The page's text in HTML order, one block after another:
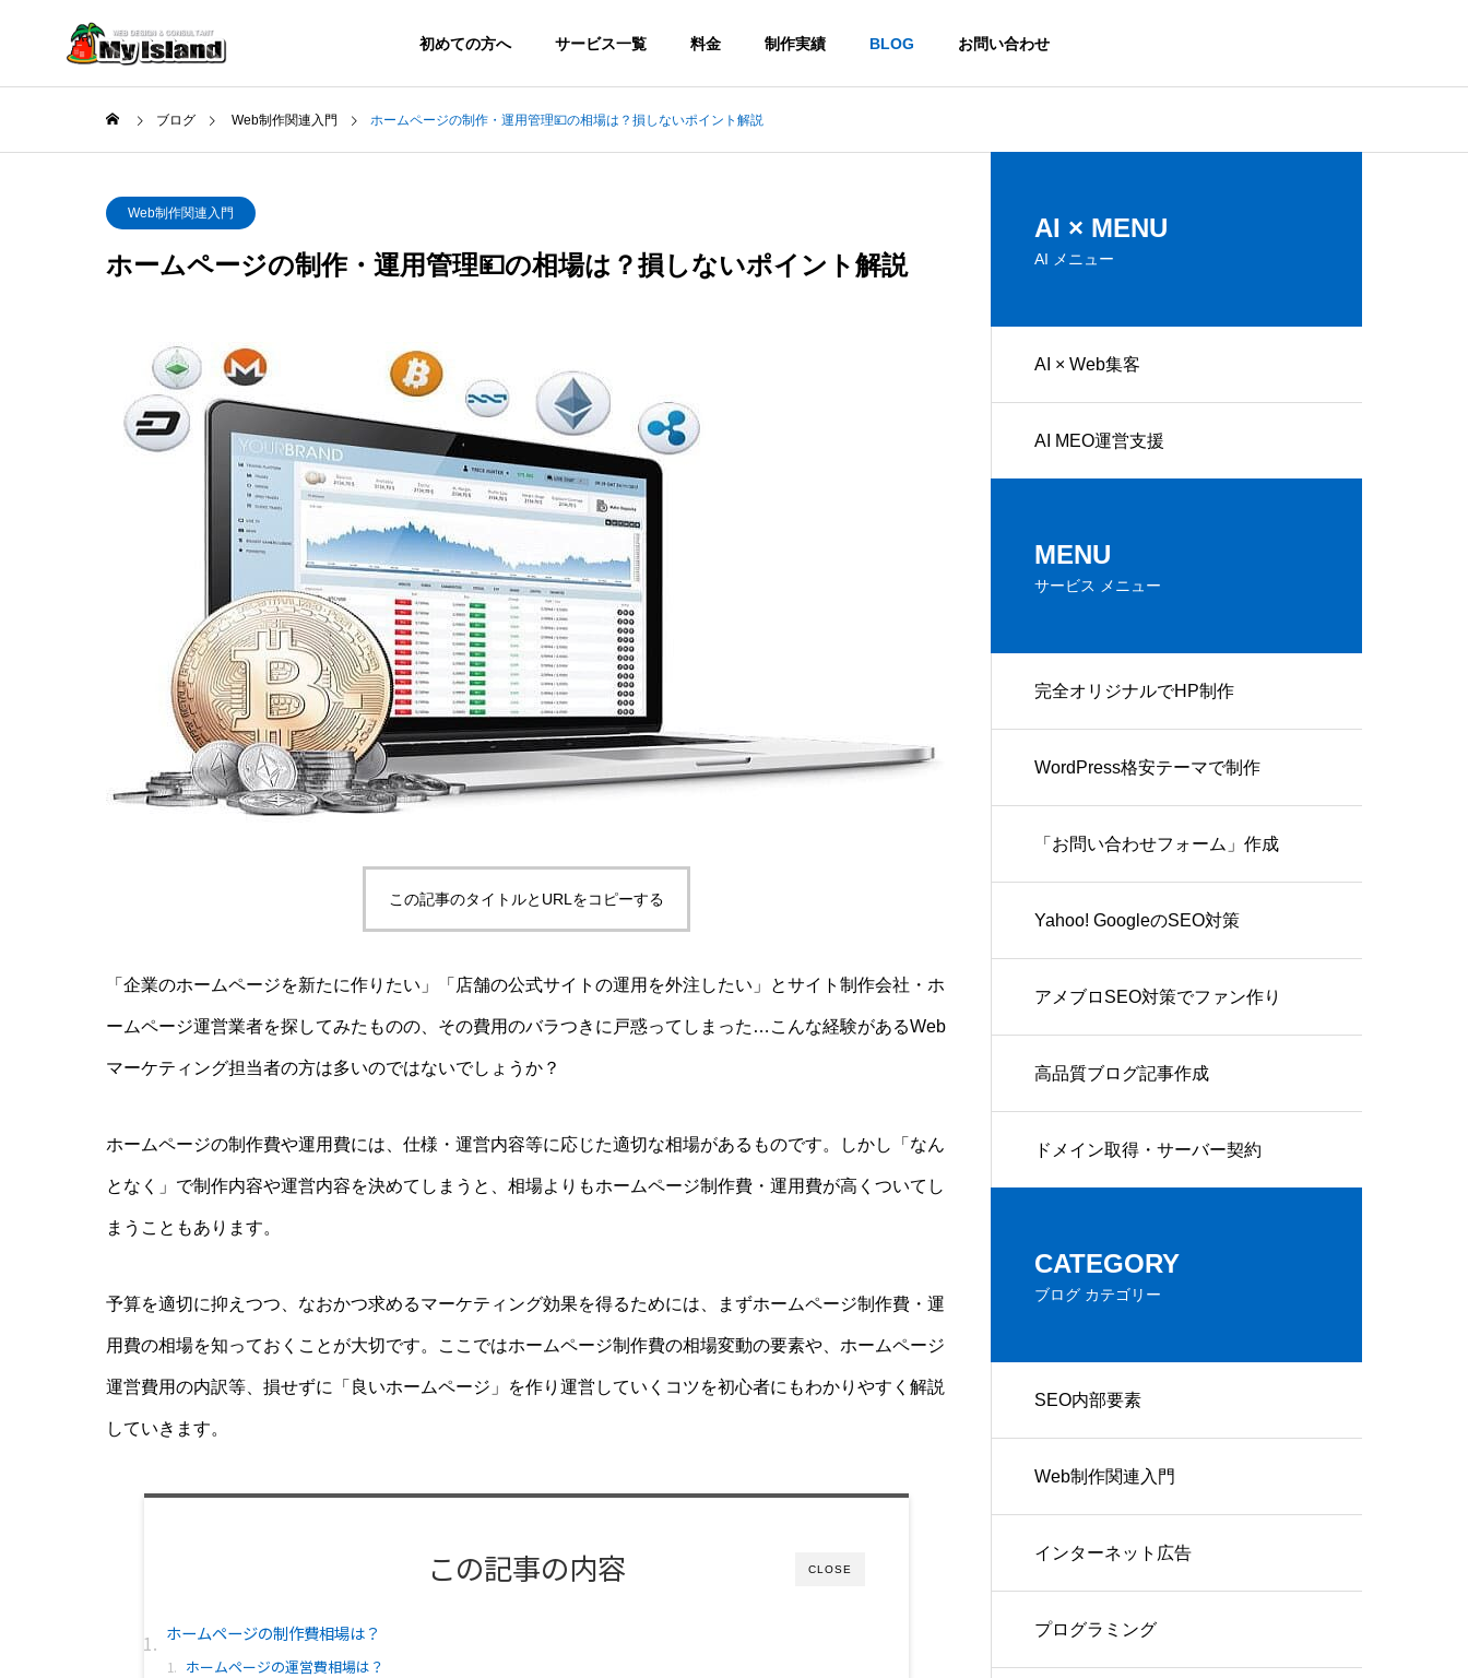
初めての方へ サービス一覧 料金 制作実績 BLOG お問い合わせ
BLOG
解体業がホームページで集客
に成功する8つの秘訣
BingのAIチャットとは？メリ
ットや注意点を初心者向けに
解説
心者向けに解説
ブログ Web制作関連入門 ホームページの制作・運用管理💴の相場は？損しないポイント解説
Web制作関連入門
ホームページの制作・運用管理💴の相場は？損しないポイント解説
この記事のタイトルとURLをコピーする
「企業のホームページを新たに作りたい」「店舗の公式サイトの運用を外注したい」とサイト制作会社・ホ
ームページ運営業者を探してみたものの、その費用のバラつきに戸惑ってしまった…こんな経験があるWeb
マーケティング担当者の方は多いのではないでしょうか？
ホームページの制作費や運用費には、仕様・運営内容等に応じた適切な相場があるものです。しかし「なん
となく」で制作内容や運営内容を決めてしまうと、相場よりもホームページ制作費・運用費が高くついてし
まうこともあります。
予算を適切に抑えつつ、なおかつ求めるマーケティング効果を得るためには、まずホームページ制作費・運
用費の相場を知っておくことが大切です。ここではホームページ制作費の相場変動の要素や、ホームページ
運営費用の内訳等、損せずに「良いホームページ」を作り運営していくコツを初心者にもわかりやすく解説
していきます。
CLOSE
この記事の内容
ホームページの制作費相場は？
ホームページの運営費相場は？
AI × MENU
AI メニュー
AI × Web集客
AI MEO運営支援
MENU
サービス メニュー
完全オリジナルでHP制作
WordPress格安テーマで制作
「お問い合わせフォーム」作成
Yahoo! GoogleのSEO対策
アメブロSEO対策でファン作り
高品質ブログ記事作成
ドメイン取得・サーバー契約
CATEGORY
ブログ カテゴリー
SEO内部要素
Web制作関連入門
インターネット広告
プログラミング